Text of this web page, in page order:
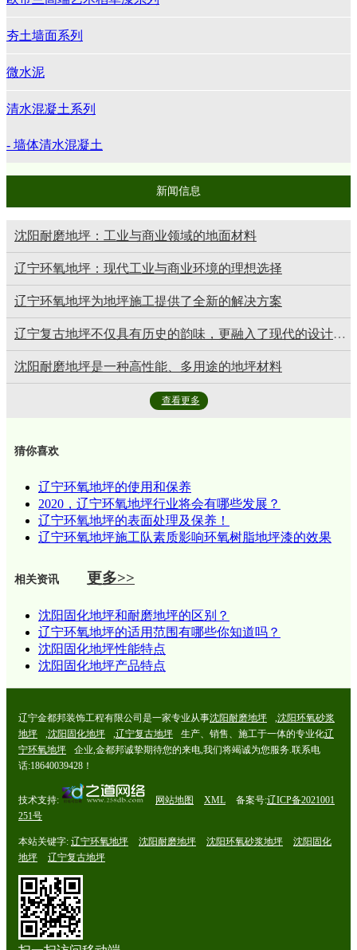
夯土墙面系列
微水泥
清水混凝土系列
- 墙体清水混凝土
新闻信息
沈阳耐磨地坪：工业与商业领域的地面材料
辽宁环氧地坪：现代工业与商业环境的理想选择
辽宁环氧地坪为地坪施工提供了全新的解决方案
辽宁复古地坪不仅具有历史的韵味，更融入了现代的设计理念
沈阳耐磨地坪是一种高性能、多用途的地坪材料
查看更多
猜你喜欢
辽宁环氧地坪的使用和保养
2020，辽宁环氧地坪行业将会有哪些发展？
辽宁环氧地坪的表面处理及保养！
辽宁环氧地坪施工队素质影响环氧树脂地坪漆的效果
相关资讯 更多>>
沈阳固化地坪和耐磨地坪的区别？
辽宁环氧地坪的适用范围有哪些你知道吗？
沈阳固化地坪性能特点
沈阳固化地坪产品特点
辽宁金都邦装饰工程有限公司是一家专业从事沈阳耐磨地坪 ,沈阳环氧砂浆
地坪
,沈阳固化地坪 ,辽宁复古地坪 生产、销售、施工于一体的专业化辽
宁环氧地坪
企业,金都邦诚挚期待您的来电,我们将竭诚为您服务.联系电
话:18640039428！
技术支持: 网站地图 XML 备案号:辽ICP备2021001
251号
本站关键字: 辽宁环氧地坪 沈阳耐磨地坪 沈阳环氧砂浆地坪
沈阳固化
地坪
辽宁复古地坪